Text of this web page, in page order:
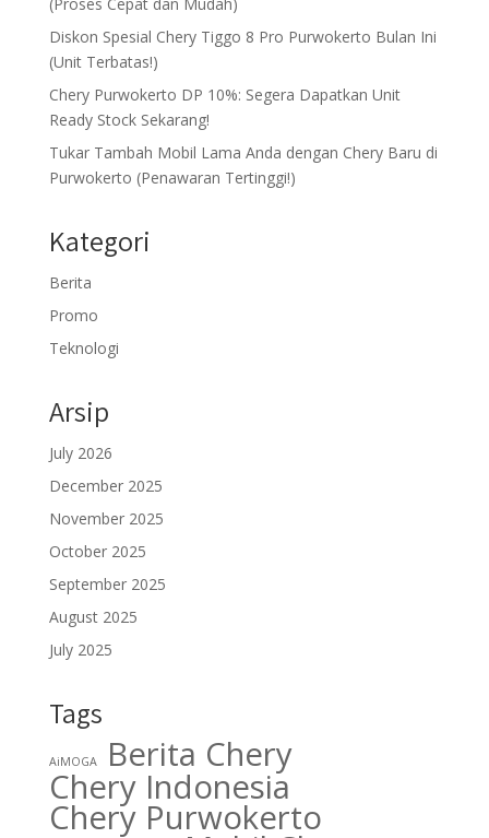
Diskon Spesial Chery Tiggo 8 Pro Purwokerto Bulan Ini
(Unit Terbatas!)
Chery Purwokerto DP 10%: Segera Dapatkan Unit
Ready Stock Sekarang!
Tukar Tambah Mobil Lama Anda dengan Chery Baru di
Purwokerto (Penawaran Tertinggi!)
Kategori
Berita
Promo
Teknologi
Arsip
July 2026
December 2025
November 2025
October 2025
September 2025
August 2025
July 2025
Tags
AiMOGA Berita Chery
Chery Indonesia
Chery Purwokerto